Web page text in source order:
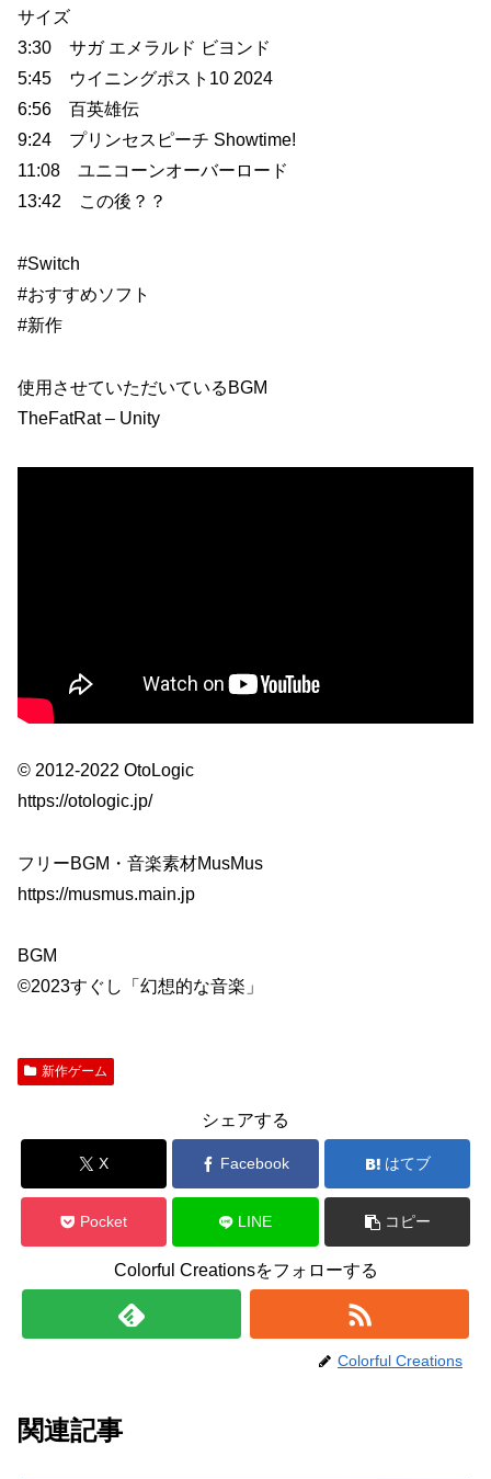
サイズ
3:30 サガ エメラルド ビヨンド
5:45 ウイニングポスト10 2024
6:56 百英雄伝
9:24 プリンセスピーチ Showtime!
11:08 ユニコーンオーバーロード
13:42 この後？？
#Switch
#おすすめソフト
#新作
使用させていただいているBGM
TheFatRat – Unity
© 2012-2022 OtoLogic
https://otologic.jp/
フリーBGM・音楽素材MusMus
https://musmus.main.jp
BGM
©2023すぐし「幻想的な音楽」
新作ゲーム
シェアする
X Facebook はてブ
Pocket LINE コピー
Colorful Creationsをフォローする
Colorful Creations
関連記事